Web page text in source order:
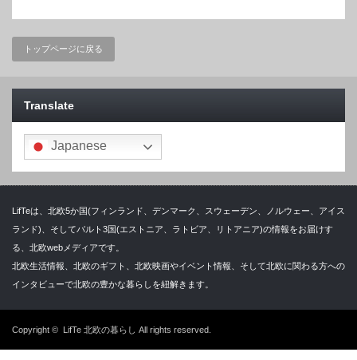
トップページに戻る
Translate
Japanese
LifTeは、北欧5か国(フィンランド、デンマーク、スウェーデン、ノルウェー、アイス
ランド)、そしてバルト3国(エストニア、ラトビア、リトアニア)の情報をお届けす
る、北欧webメディアです。
北欧生活情報、北欧のギフト、北欧映画やイベント情報、そして北欧に関わる方への
インタビューで北欧の豊かな暮らしを紐解きます。
Copyright © LifTe 北欧の暮らし All rights reserved.